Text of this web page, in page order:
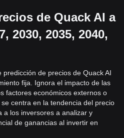
de Quack AI a
2030, 2035, 2040,
de precios de Quack AI
fija. Ignora el impacto de las
factores económicos externos o
centra en la tendencia del precio
a los inversores a analizar y
de ganancias al invertir en